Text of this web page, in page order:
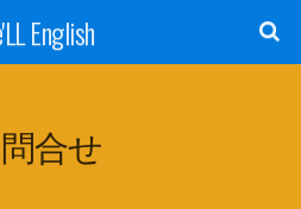
English
合せ